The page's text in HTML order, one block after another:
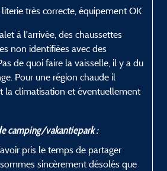
très correcte, équipement OK
à l'arrivée, des chaussettes
non identifiées avec des
de quoi faire la vaisselle, il y a du
Pour une région chaude il
la climatisation et éventuellement
camping/vakantiepark :
pris le temps de partager
sincèrement désolés que